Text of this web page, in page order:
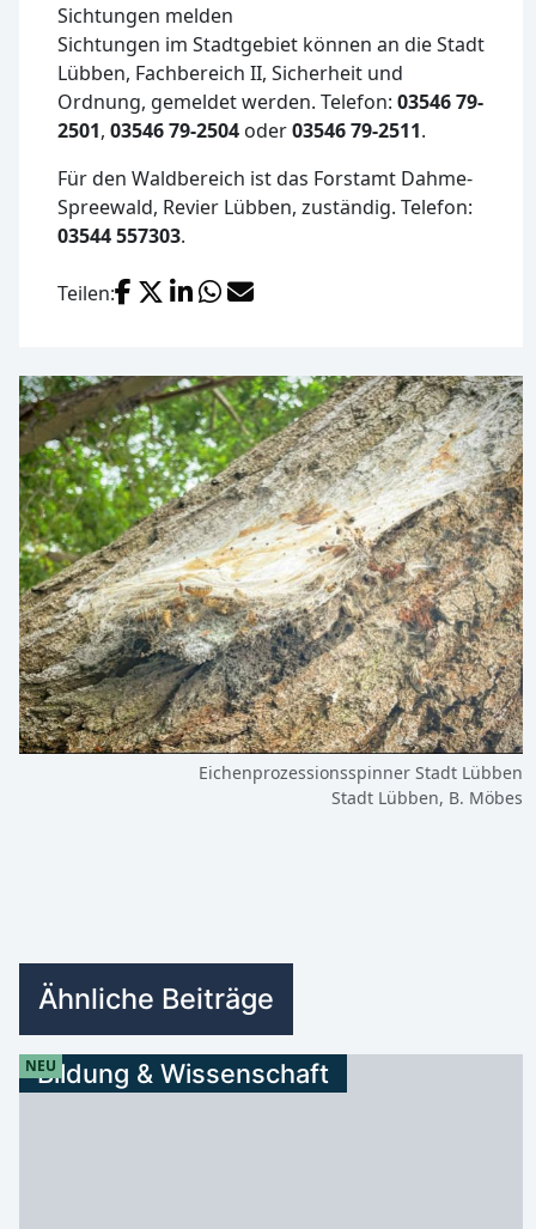
Sichtungen melden
Sichtungen im Stadtgebiet können an die Stadt
Lübben, Fachbereich II, Sicherheit und
Ordnung, gemeldet werden. Telefon: 03546 79-
2501, 03546 79-2504 oder03546 79-2511.
Für den Waldbereich ist das Forstamt Dahme-
Spreewald, Revier Lübben, zuständig. Telefon:
03544 557303.
Teilen: Facebook
X (Twitter)
LinkedIn
WhatsApp
Eichenprozessionsspinner Stadt Lübben
Stadt Lübben, B. Möbes
Ähnliche Beiträge
Bildung & Wissenschaft
NEU